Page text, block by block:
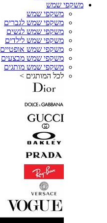
משקפי שמש
משקפי שמש
משקפי שמש לגברים
משקפי שמש לנשים
משקפי שמש לילדים
משקפי שמש אופטיים
משקפי שמש מבצעים
משקפי שמש מותגים
לכל המותגים >